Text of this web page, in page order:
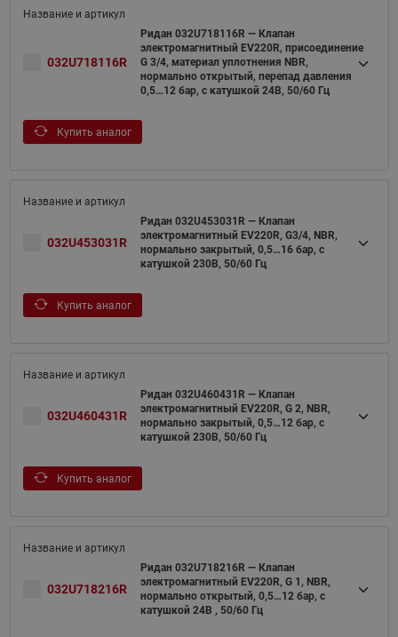
032U718116R
Ридан 032U718116R — Клапан
электромагнитный EV220R, присоединение
G 3/4, материал уплотнения NBR,
нормально открытый, перепад давления
0,5…12 бар, с катушкой 24В, 50/60 Гц
Купить аналог
032U453031R
Ридан 032U453031R — Клапан
электромагнитный EV220R, G3/4, NBR,
нормально закрытый, 0,5…16 бар, с
катушкой 230В, 50/60 Гц
Купить аналог
032U460431R
Ридан 032U460431R — Клапан
электромагнитный EV220R, G 2, NBR,
нормально закрытый, 0,5…12 бар, с
катушкой 230В, 50/60 Гц
Купить аналог
032U718216R
Ридан 032U718216R — Клапан
электромагнитный EV220R, G 1, NBR,
нормально открытый, 0,5…12 бар, с
катушкой 24В , 50/60 Гц